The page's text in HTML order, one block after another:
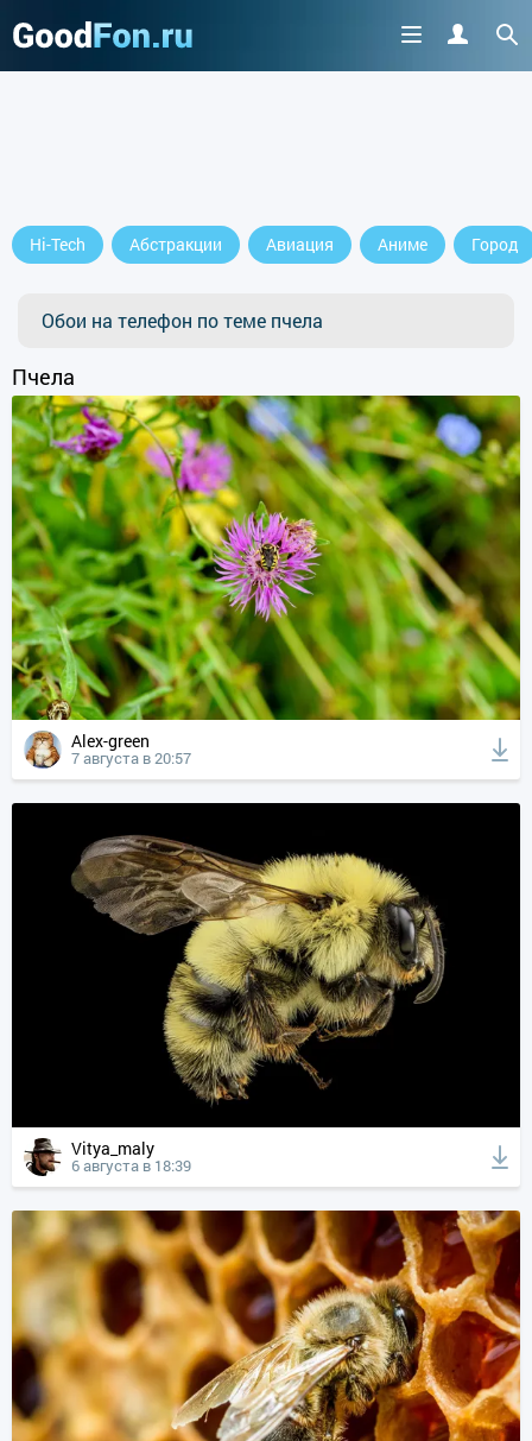
Hi-Tech Абстракции Авиация Аниме Город
Обои на телефон по теме пчела
Пчела
Alex-green
7 августа в 20:57
Vitya_maly
6 августа в 18:39